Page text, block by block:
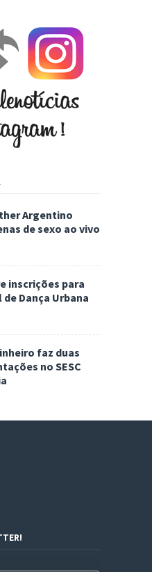
Argentino
de sexo ao vivo
inscrições para
Dança Urbana
faz duas
no SESC